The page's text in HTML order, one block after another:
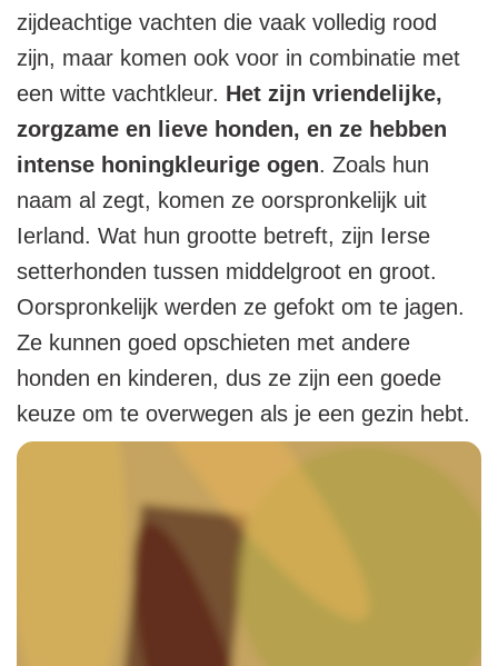
zijdeachtige vachten die vaak volledig rood
zijn, maar komen ook voor in combinatie met
een witte vachtkleur. Het zijn vriendelijke,
zorgzame en lieve honden, en ze hebben
intense honingkleurige ogen. Zoals hun
naam al zegt, komen ze oorspronkelijk uit
Ierland. Wat hun grootte betreft, zijn Ierse
setterhonden tussen middelgroot en groot.
Oorspronkelijk werden ze gefokt om te jagen.
Ze kunnen goed opschieten met andere
honden en kinderen, dus ze zijn een goede
keuze om te overwegen als je een gezin hebt.